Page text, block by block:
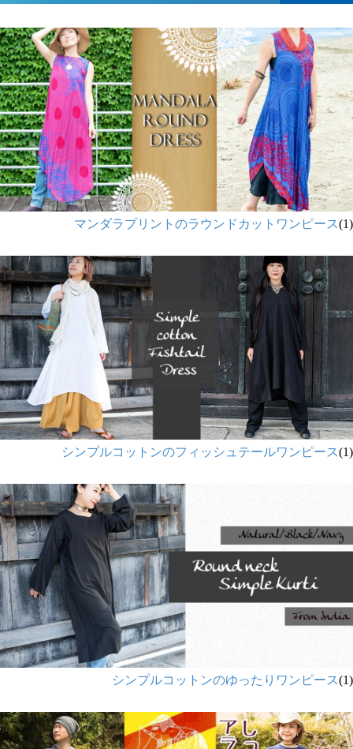
マンダラプリントのラウンドカットワンピース(1)
シンプルコットンのフィッシュテールワンピース(1)
シンプルコットンのゆったりワンピース(1)